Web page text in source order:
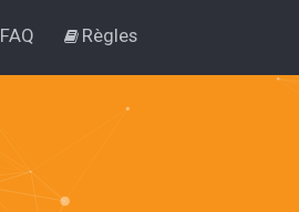
FAQ Règles